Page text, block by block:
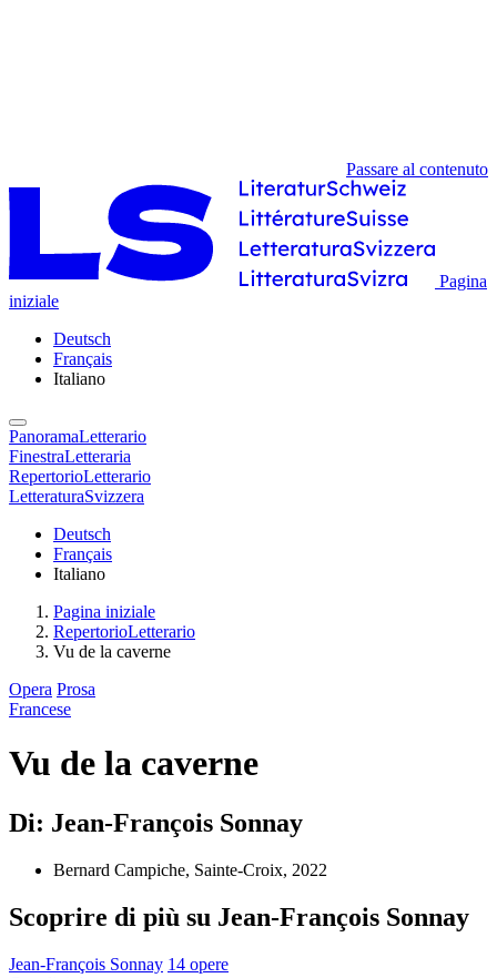
Passare al contenuto
Pagina
iniziale
Deutsch
Français
Italiano
PanoramaLetterario
FinestraLetteraria
RepertorioLetterario
LetteraturaSvizzera
Deutsch
Français
Italiano
Pagina iniziale
RepertorioLetterario
Vu de la caverne
Opera Prosa
Francese
Vu de la caverne
Di: Jean-François Sonnay
Bernard Campiche, Sainte-Croix, 2022
Scoprire di più su Jean-François Sonnay
Jean-François Sonnay 14 opere